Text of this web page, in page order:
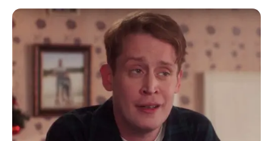
Село Љуботенили да добиете на
телефонските броеви 076667372 и
070832911.